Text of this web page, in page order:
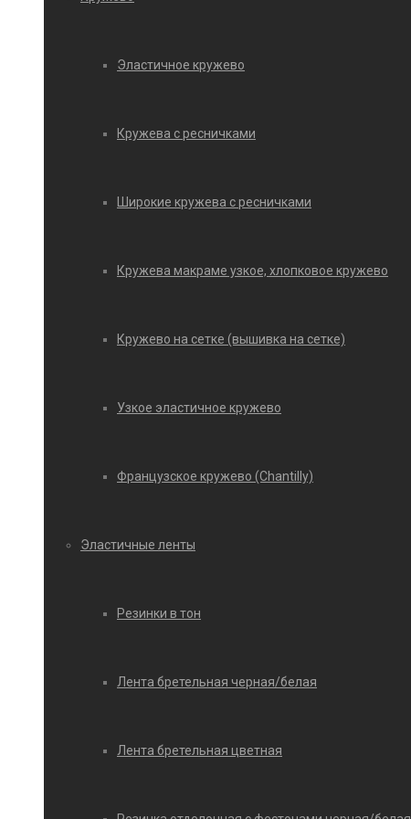
Эластичное кружево
Кружева с ресничками
Широкие кружева с ресничками
Кружева макраме узкое, хлопковое кружево
Кружево на сетке (вышивка на сетке)
Узкое эластичное кружево
Французское кружево (Chantilly)
Эластичные ленты
Резинки в тон
Лента бретельная черная/белая
Лента бретельная цветная